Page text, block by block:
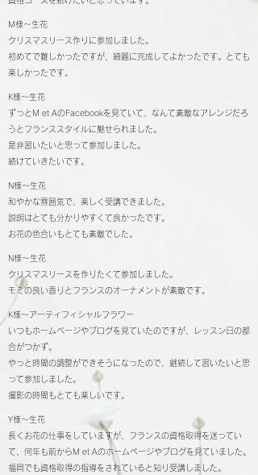
M様～生花
クリスマスリース作りに参加しました。
初めてで難しかったですが、綺麗に完成してよかったです。とても
楽しかったです。
K様～生花
ずっとM et AのFacebookを見ていて、なんて素敵なアレンジだろ
うとフランススタイルに魅せられました。
是非習いたいと思って参加しました。
続けていきたいです。
N様～生花
和やかな雰囲気で、楽しく受講できました。
説明はとても分かりやすくて良かったです。
お花の色合いもとても素敵でした。
N様～生花
クリスマスリースを作りたくて参加しました。
モミの良い香りとフランスのオーナメントが素敵です。
K様～アーティフィシャルフラワー
いつもホームページやブログを見ていたのですが、レッスン日の都
合がつかず。
やっと時間の調整ができそうになったので、継続して習いたいと思
って参加しました。
撮影の時間もとても楽しいです。
Y様～生花
長くお花の仕事をしていますが、フランスの資格取得を迷ってい
て、何年も前からM et Aのホームページやブログを見ていました。
福岡でも資格取得の指導をされていると知り受講しました。